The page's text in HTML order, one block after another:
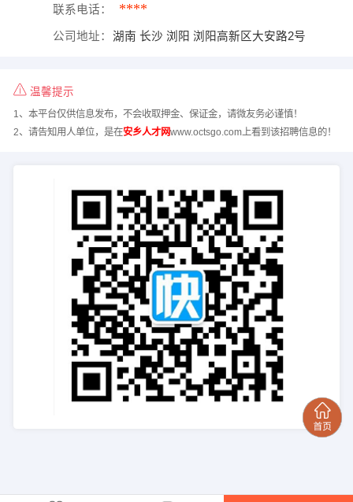
联系电话： ****
公司地址： 湖南 长沙 浏阳 浏阳高新区大安路2号
温馨提示
1、本平台仅供信息发布，不会收取押金、保证金，请微友务必谨慎！
2、请告知用人单位，是在安乡人才网www.octsgo.com上看到该招聘信息的！